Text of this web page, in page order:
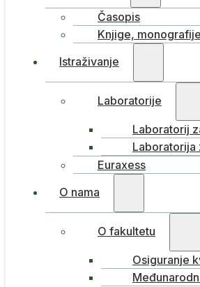
Časopis
Knjige, monografije
Istraživanje
Laboratorije
Laboratorij
Laboratorija
Euraxess
O nama
O fakultetu
Osiguranje